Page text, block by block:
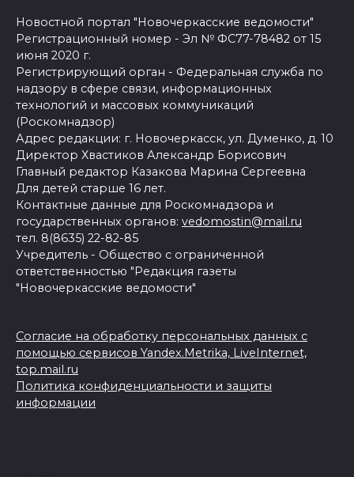
Новостной портал "Новочеркасские ведомости"
Регистрационный номер - Эл № ФС77-78482 от 15
июня 2020 г.
Регистрирующий орган - Федеральная служба по
надзору в сфере связи, информационных
технологий и массовых коммуникаций
(Роскомнадзор)
Адрес редакции: г. Новочеркасск, ул. Думенко, д. 10
Директор Хвастиков Александр Борисович
Главный редактор Казакова Марина Сергеевна
Для детей старше 16 лет.
Контактные данные для Роскомнадзора и
государственных органов: vedomostin@mail.ru
тел. 8(8635) 22-82-85
Учредитель - Общество с ограниченной
ответственностью "Редакция газеты
"Новочеркасские ведомости"
Согласие на обработку персональных данных с
помощью сервисов Yandex.Metrika, LiveInternet,
top.mail.ru
Политика конфиденциальности и защиты
информации